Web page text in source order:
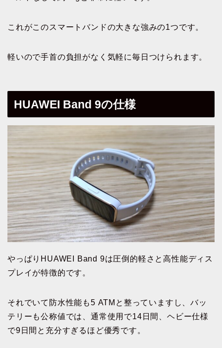
これがこのスマートバンドの大きな強みの1つです。
軽いので手首の負担がなく気軽に毎日つけられます。
HUAWEI Band 9の仕様
やっぱりHUAWEI Band 9は圧倒的軽さと高性能ディス
プレイが特徴的です。
それでいて防水性能も5 ATMと整っていますし、バッ
テリーも公称値では、通常使用で14日間、ヘビー仕様
で9日間と充分すぎるほど優秀です。